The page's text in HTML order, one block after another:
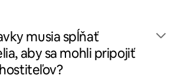
musia spĺňať
aby sa mohli pripojiť